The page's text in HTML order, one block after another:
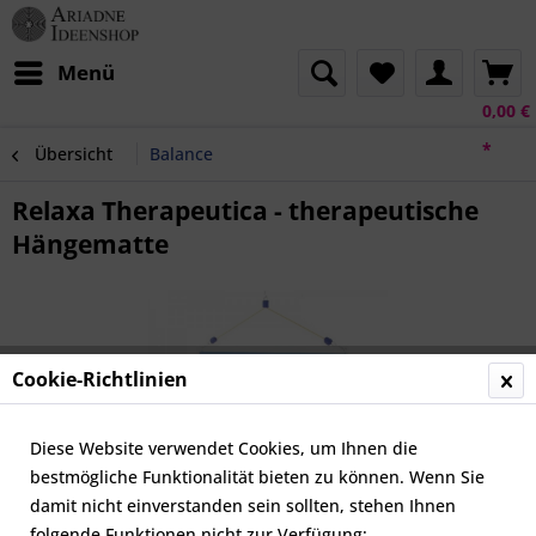
Menü
0,00 €
*
Übersicht Balance
Relaxa Therapeutica - therapeutische
Hängematte
Cookie-Richtlinien
Diese Website verwendet Cookies, um Ihnen die
bestmögliche Funktionalität bieten zu können. Wenn Sie
damit nicht einverstanden sein sollten, stehen Ihnen